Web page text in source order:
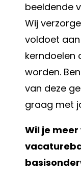
beeldende
Wij
voldoet
kerndoelen
worden.
van deze
graag met
Wil je